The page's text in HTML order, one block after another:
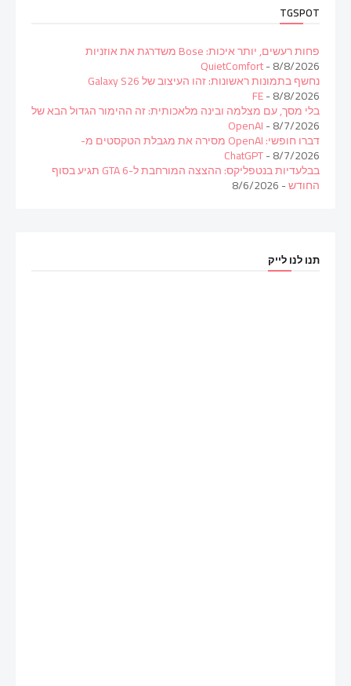
TGSPOT
פחות רעשים, יותר איכות: Bose משדרגת את אוזניות
QuietComfort- 8/8/2026
נחשף בתמונות ראשונות: זהו העיצוב של Galaxy S26
FE- 8/8/2026
בלי מסך, עם מצלמה ובינה מלאכותית: זה ההימור הגדול הבא של
OpenAI- 8/7/2026
דברו חופשי: OpenAI מסירה את מגבלת הטקסטים מ-
ChatGPT- 8/7/2026
בבלעדיות בנטפליקס: ההצצה המורחבת ל-GTA 6 תגיע בסוף
החודש- 8/6/2026
תנו לנו לייק